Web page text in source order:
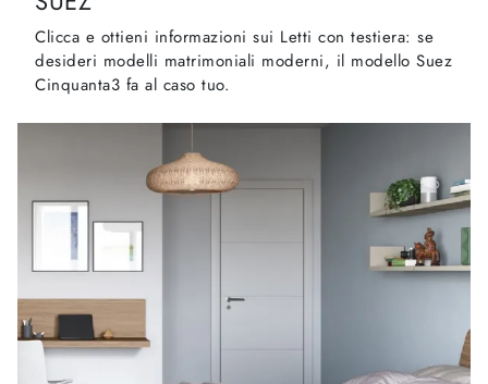
Clicca e ottieni informazioni sui Letti con testiera: se
desideri modelli matrimoniali moderni, il modello Suez
Cinquanta3 fa al caso tuo.